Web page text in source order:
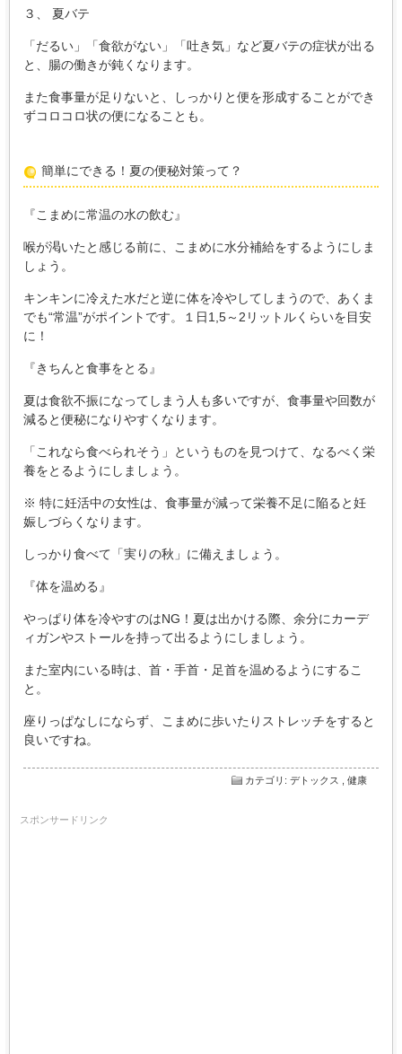
３、 夏バテ
「だるい」「食欲がない」「吐き気」など夏バテの症状が出る
と、腸の働きが鈍くなります。
また食事量が足りないと、しっかりと便を形成することができ
ずコロコロ状の便になることも。
簡単にできる！夏の便秘対策って？
『こまめに常温の水の飲む』
喉が渇いたと感じる前に、こまめに水分補給をするようにしま
しょう。
キンキンに冷えた水だと逆に体を冷やしてしまうので、あくま
でも“常温”がポイントです。１日1,5～2リットルくらいを目安
に！
『きちんと食事をとる』
夏は食欲不振になってしまう人も多いですが、食事量や回数が
減ると便秘になりやすくなります。
「これなら食べられそう」というものを見つけて、なるべく栄
養をとるようにしましょう。
※ 特に妊活中の女性は、食事量が減って栄養不足に陥ると妊
娠しづらくなります。
しっかり食べて「実りの秋」に備えましょう。
『体を温める』
やっぱり体を冷やすのはNG！夏は出かける際、余分にカーデ
ィガンやストールを持って出るようにしましょう。
また室内にいる時は、首・手首・足首を温めるようにするこ
と。
座りっぱなしにならず、こまめに歩いたりストレッチをすると
良いですね。
カテゴリ : デトックス 健康
スポンサードリンク